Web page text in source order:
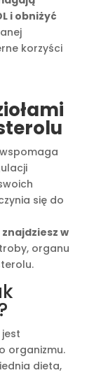
i obniżyć
korzyści
się do
w
organu
organizmu.
dieta,